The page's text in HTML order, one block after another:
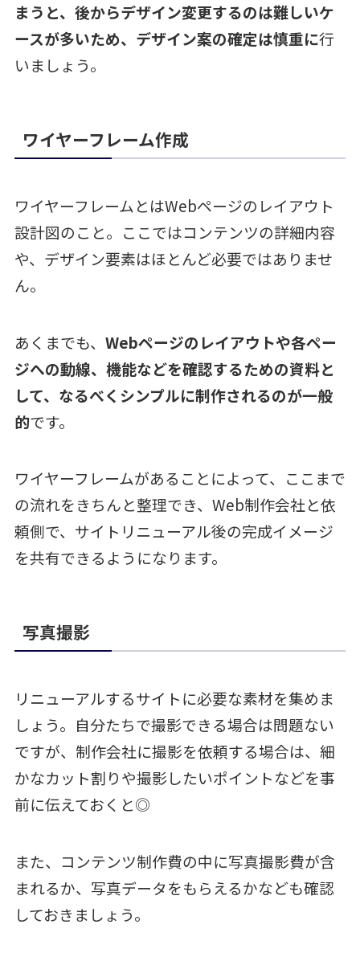
まうと、後からデザイン変更するのは難しいケ
ースが多いため、デザイン案の確定は慎重に行
いましょう。
ワイヤーフレーム作成
ワイヤーフレームとはWebページのレイアウト
設計図のこと。ここではコンテンツの詳細内容
や、デザイン要素はほとんど必要ではありませ
ん。
あくまでも、 Webページのレイアウトや各ペー
ジへの動線、機能などを確認するための資料と
して、なるべくシンプルに制作されるのが一般
的です。
ワイヤーフレームがあることによって、ここまで
の流れをきちんと整理でき、Web制作会社と依
頼側で、サイトリニューアル後の完成イメージ
を共有できるようになります。
写真撮影
リニューアルするサイトに必要な素材を集めま
しょう。自分たちで撮影できる場合は問題ない
ですが、制作会社に撮影を依頼する場合は、細
かなカット割りや撮影したいポイントなどを事
前に伝えておくと◎
また、コンテンツ制作費の中に写真撮影費が含
まれるか、写真データをもらえるかなども確認
しておきましょう。